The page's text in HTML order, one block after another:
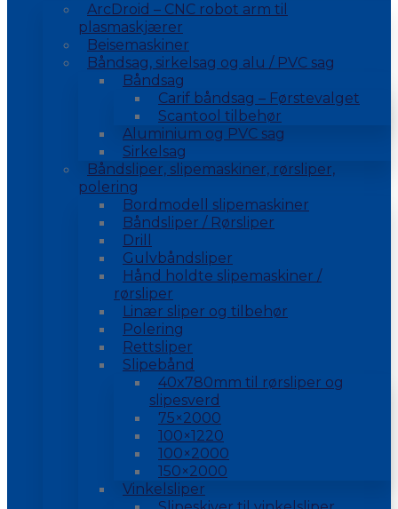
ArcDroid – CNC robot arm til
plasmaskjærer
Beisemaskiner
Båndsag, sirkelsag og alu / PVC sag
Båndsag
Carif båndsag – Førstevalget
Scantool tilbehør
Aluminium og PVC sag
Sirkelsag
Båndsliper, slipemaskiner, rørsliper,
polering
Bordmodell slipemaskiner
Båndsliper / Rørsliper
Drill
Gulvbåndsliper
Hånd holdte slipemaskiner /
rørsliper
Linær sliper og tilbehør
Polering
Rettsliper
Slipebånd
40x780mm til rørsliper og
slipesverd
75×2000
100×1220
100×2000
150×2000
Vinkelsliper